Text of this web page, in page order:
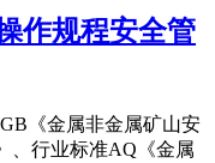
作规程安全管
《金属非金属矿山安
、行业标准AQ《金属